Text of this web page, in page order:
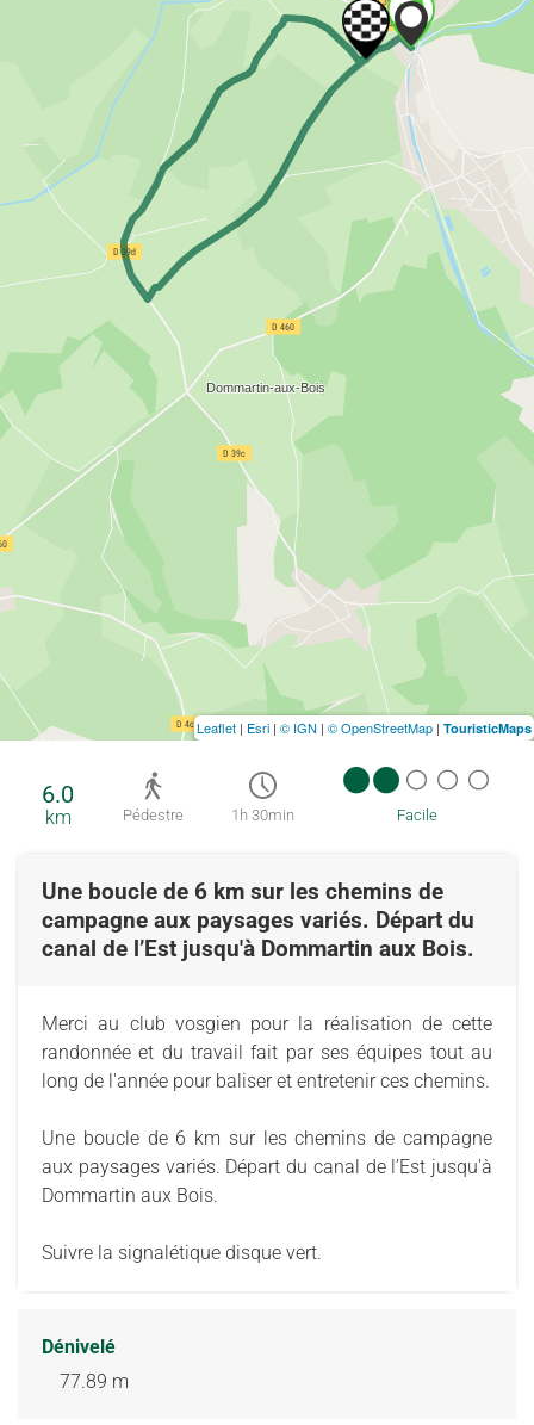
6.0
km Pédestre 1h 30min Facile
Une boucle de 6 km sur les chemins de
campagne aux paysages variés. Départ du
canal de l’Est jusqu'à Dommartin aux Bois.
Merci au club vosgien pour la réalisation de cette
randonnée et du travail fait par ses équipes tout au
long de l'année pour baliser et entretenir ces chemins.
Une boucle de 6 km sur les chemins de campagne
aux paysages variés. Départ du canal de l’Est jusqu'à
Dommartin aux Bois.
Suivre la signalétique disque vert.
Dénivelé
77.89 m
Leaflet | Esri | © IGN | © OpenStreetMap | TouristicMaps